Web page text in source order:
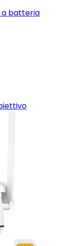
a batteria